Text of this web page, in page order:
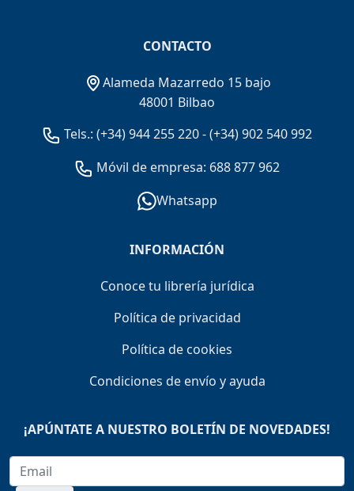
CONTACTO
Alameda Mazarredo 15 bajo
48001 Bilbao
Tels.: (+34) 944 255 220-(+34) 902 540 992
Móvil de empresa: 688 877 962
Whatsapp
INFORMACIÓN
Conoce tu librería jurídica
Política de privacidad
Política de cookies
Condiciones de envío y ayuda
¡APÚNTATE A NUESTRO BOLETÍN DE NOVEDADES!